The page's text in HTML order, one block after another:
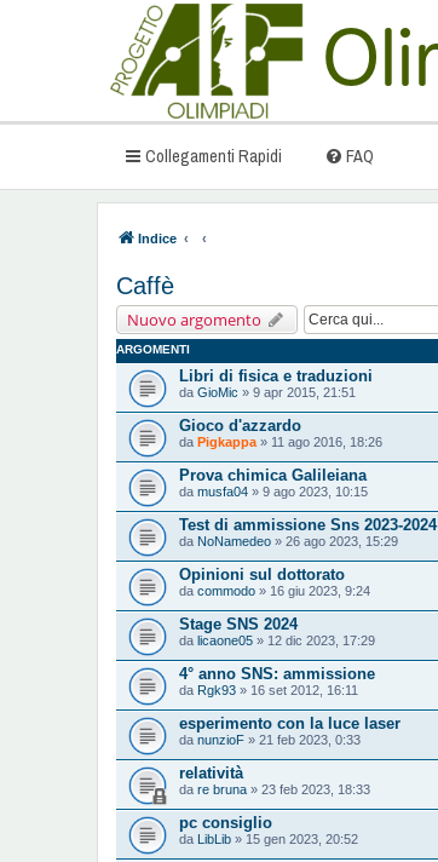
Collegamenti Rapidi FAQ
Indice
Caffè
Nuovo argomento
ARGOMENTI
Libri di fisica e traduzioni
da GioMic » 9 apr 2015, 21:51
Gioco d'azzardo
da Pigkappa » 11 ago 2016, 18:26
Prova chimica Galileiana
da musfa04 » 9 ago 2023, 10:15
Test di ammissione Sns 2023-2024
da NoNamedeo » 26 ago 2023, 15:29
Opinioni sul dottorato
da commodo » 16 giu 2023, 9:24
Stage SNS 2024
da licaone05 » 12 dic 2023, 17:29
4° anno SNS: ammissione
da Rgk93 » 16 set 2012, 16:11
esperimento con la luce laser
da nunzioF » 21 feb 2023, 0:33
relatività
da re bruna » 23 feb 2023, 18:33
pc consiglio
da LibLib » 15 gen 2023, 20:52